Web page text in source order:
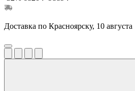
Доставка по Красноярску, 10 августа